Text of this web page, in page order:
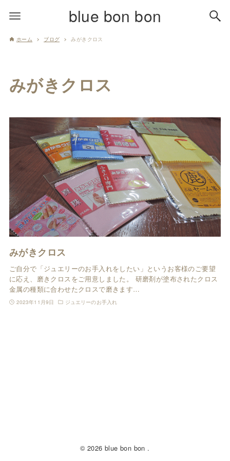
blue bon bon
ホーム ブログ みがきクロス
みがきクロス
みがきクロス
ご自分で「ジュエリーのお手入れをしたい」というお客様のご要望
に応え、磨きクロスをご用意しました。 研磨剤が塗布されたクロス
金属の種類に合わせたクロスで磨きます…
2023年11月9日 ジュエリーのお手入れ
© 2026 blue bon bon .